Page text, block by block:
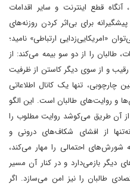
قطع اینترنت و سایر اقدامات
برای بی‌اثر کردن روزنه‌های
«امریکایی‌زدایی ارتباطی» نامید؛
طالبان را از دو سو بیمه می‌کند: از
و از سوی دیگر کاستن از ظرفیت
چارچوبی، تنها یک کانال اطلاعاتی
و روایت‌های طالبان است. این الگو
آن طریق می‌کوشد روایت مطلوب را
از افشای شکاف‌های درونی و
شورش‌های احتمالی را مهار می‌کند،
دیگر بازمی‌دارد و در کنار آن مسیر
طالبان را نیز امن می‌سازد. اگر